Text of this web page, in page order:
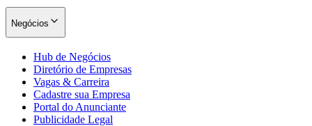
Negócios
Hub de Negócios
Diretório de Empresas
Vagas & Carreira
Cadastre sua Empresa
Portal do Anunciante
Publicidade Legal